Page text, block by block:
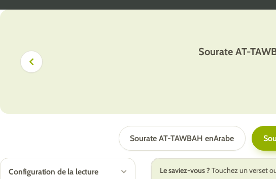
Sourate AT-
Sourate AT-TAWBAH enArabe
Configuration de la lecture Le saviez-vous ? Touchez un verset